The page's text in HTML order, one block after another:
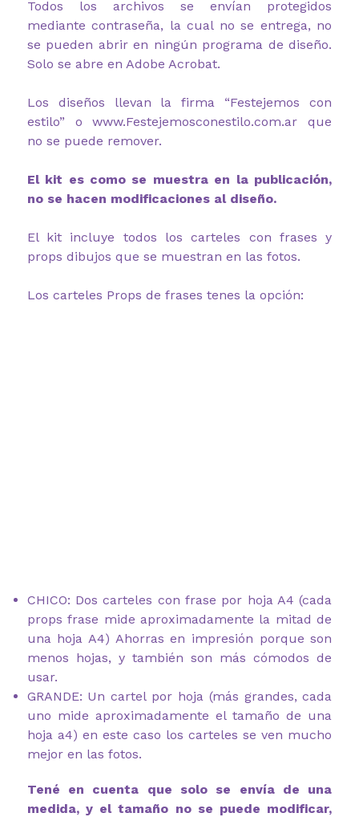
Todos los archivos se envían protegidos
mediante contraseña, la cual no se entrega, no
se pueden abrir en ningún programa de diseño.
Solo se abre en Adobe Acrobat.
Los diseños llevan la firma “Festejemos con
estilo” o www.Festejemosconestilo.com.ar que
no se puede remover.
El kit es como se muestra en la publicación,
no se hacen modificaciones al diseño.
El kit incluye todos los carteles con frases y
props dibujos que se muestran en las fotos.
Los carteles Props de frases tenes la opción:
CHICO: Dos carteles con frase por hoja A4 (cada
props frase mide aproximadamente la mitad de
una hoja A4) Ahorras en impresión porque son
menos hojas, y también son más cómodos de
usar.
GRANDE: Un cartel por hoja (más grandes, cada
uno mide aproximadamente el tamaño de una
hoja a4) en este caso los carteles se ven mucho
mejor en las fotos.
Tené en cuenta que solo se envía de una
medida, y el tamaño no se puede modificar,